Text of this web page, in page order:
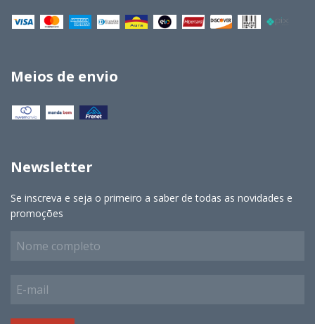
Meios de envio
Newsletter
Se inscreva e seja o primeiro a saber de todas as novidades e
promoções